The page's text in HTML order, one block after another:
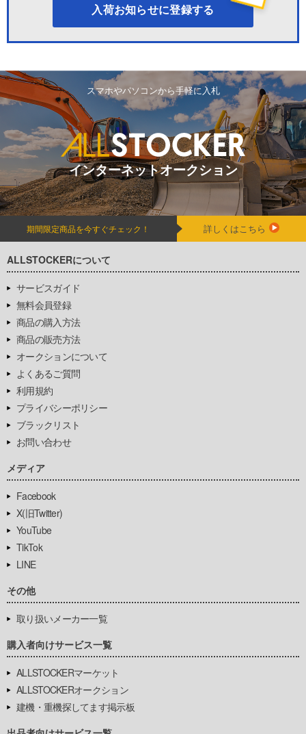
入荷お知らせに登録する
スマホやパソコンから手軽に入札
インターネットオークション
期間限定商品を今すぐチェック！ 詳しくはこちら
ALLSTOCKERについて
サービスガイド
無料会員登録
商品の購入方法
商品の販売方法
オークションについて
よくあるご質問
利用規約
プライバシーポリシー
ブラックリスト
お問い合わせ
メディア
Facebook
X(旧Twitter)
YouTube
TikTok
LINE
その他
取り扱いメーカー一覧
購入者向けサービス一覧
ALLSTOCKERマーケット
ALLSTOCKERオークション
建機・重機探してます掲示板